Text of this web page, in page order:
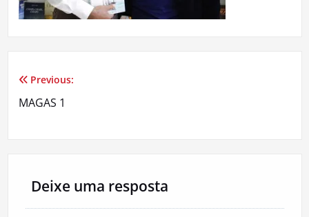
Navegação
de
Previous:
MAGAS 1
Deixe uma resposta